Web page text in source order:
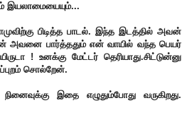
இயலாமையையும்...
பிடித்த பாடல். இந்த இடத்தில் அவன்
அவனை பார்த்ததும் என் வாயில் வந்த பெயர்
! உனக்கு மேட்டர் தெரியாது.சிட்டுன்னு
சொல்றேன்.
இதை எழுதும்போது வருகிறது.